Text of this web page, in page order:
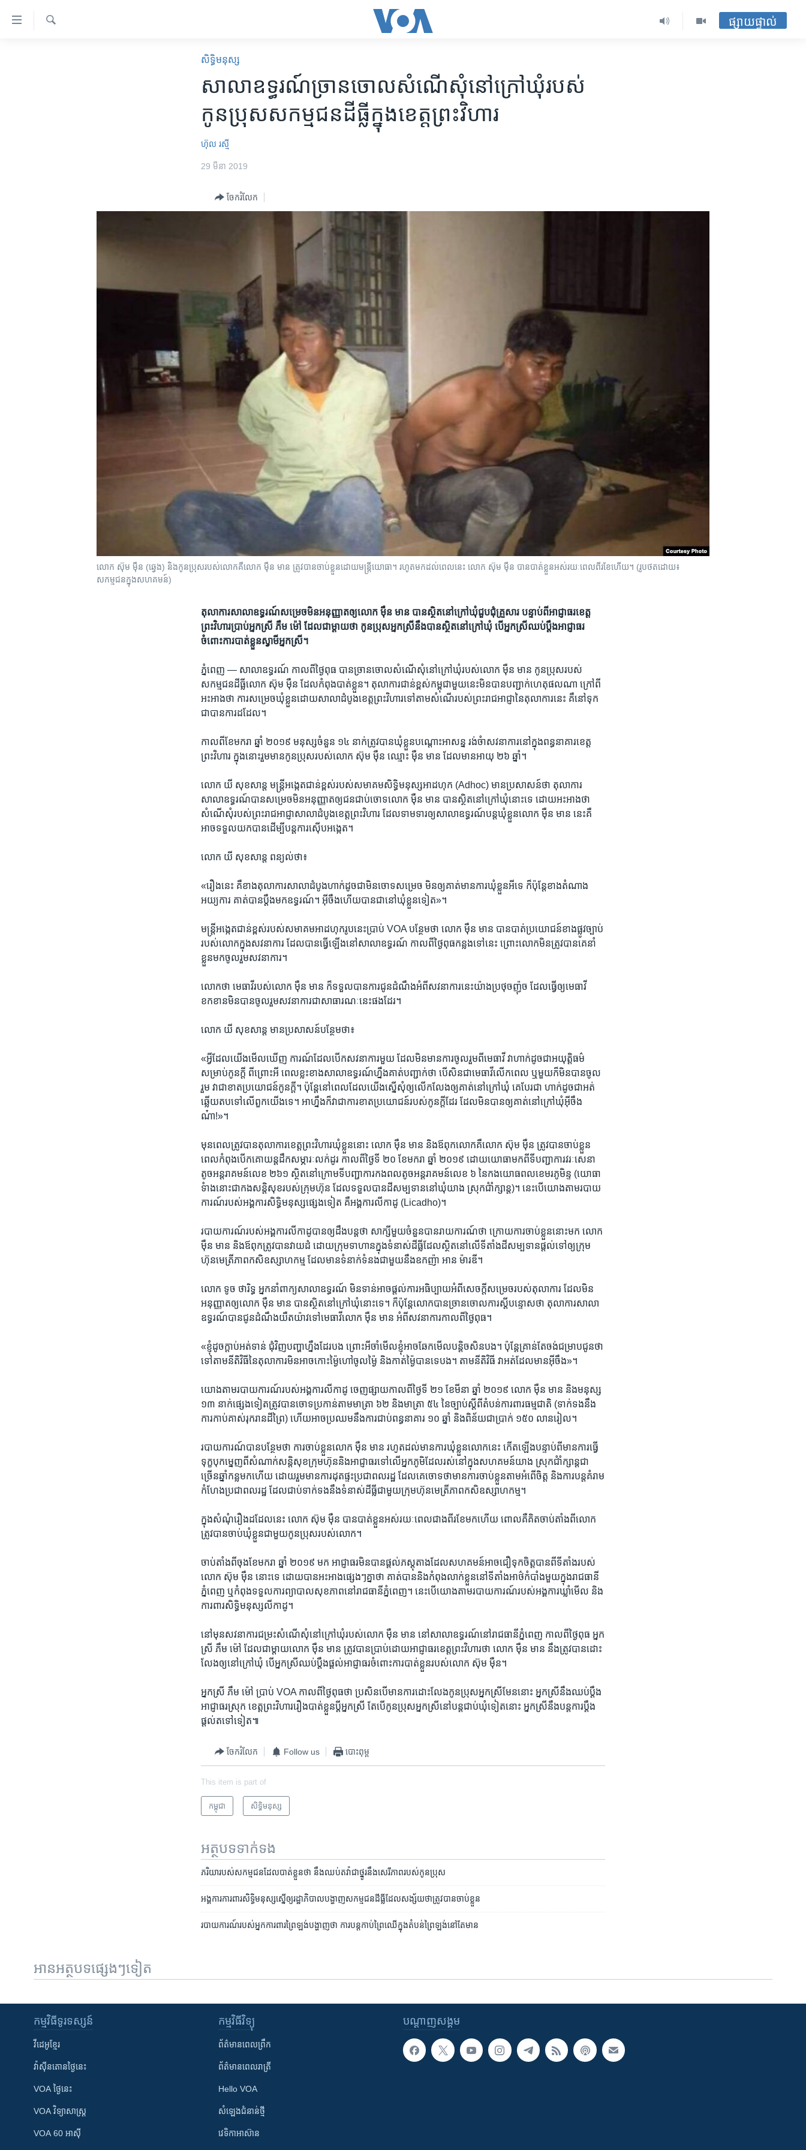
ទៅ​
ផ្សាយផ្ទាល់
សិទ្ធិ​មនុស្ស
សាលា​ឧទ្ធរណ៍​ច្រាន​ចោល​សំណើ​សុំ​នៅ​ក្រៅឃុំ​របស់​
កូន​ប្រុស​សកម្មជន​ដីធ្លី​ក្នុង​ខេត្ត​ព្រះវិហារ
ហ៊ុល រស្មី
29 មីនា 2019
ចែករំលែក
លោក ស៊ុម ម៉ឺន (ឆ្វេង) និងកូនប្រុសរបស់លោកគឺលោក ម៉ឺន មាន ត្រូវបាន​ចាប់ខ្លួន​ដោយ​មន្ត្រី​យោធា។ រហូតមកដល់ពេលនេះ លោក ស៊ុម ម៉ឺន បាន​បាត់​ខ្លួន​អស់រយៈពេល​ពីរខែហើយ។ (រូបថតដោយ៖
សកម្មជនក្នុងសហគមន៍)
តុលាការ​សាលា​ឧទ្ធរណ៍​​សម្រេច​មិន​អនុញ្ញាត​ឲ្យ​លោក ​ម៉ឺន មាន​ បាន​ស្ថិត​នៅក្រៅ​ឃុំ​ជួបជុំគ្រួសារ​ បន្ទាប់​ពីអាជ្ញាធរ​ខេត្ត​
ព្រះវិហារ​ប្រាប់​អ្នកស្រី​ ភឹម ម៉ៅ​ ដែល​ជា​ម្តាយ​ថា កូនប្រុសអ្នកស្រីនឹង​បាន​ស្ថិត​នៅក្រៅ​ឃុំ​ ​បើ​អ្នកស្រី​​​​ឈប់​ប្តឹង​អាជ្ញាធរ​
ចំពោះ​ការ​បាត់​ខ្លួន​ស្វាមី​អ្នកស្រី​​​​។
ភ្នំពេញ — សាលា​ឧទ្ធរណ៍​ កាល​ពី​ថ្ងៃ​ពុធ​ បាន​ច្រាន​ចោល​សំណើ​សុំនៅ​ក្រៅ​ឃុំ​របស់​លោក ម៉ឺន មាន​ កូនប្រុស​របស់
សកម្មជន​ដីធ្លី​លោក​ ស៊ុម ម៉ឺន​ ដែល​កំពុង​បាត់​ខ្លួន។ តុលាការ​ជាន់​ខ្ពស់​កម្ពុជា​មួយ​នេះមិន​បាន​បញ្ជាក់​ហេតុផល​ណា​ ​ក្រៅពី​
អះអាង​ថា​ ​ការ​សម្រេច​ឃុំ​ខ្លួន​ដោយ​សាលា​ដំបូង​ខេត្ត​ព្រះវិហារ​ទៅ​តាម​សំណើ​របស់​ព្រះ​រាជអាជ្ញា​នៃ​តុលាការ​នេះ ​គឺ​នៅ​ទុក​
ជា​បាន​ការ​ដដែល។​
កាល​ពី​ខែ​មករា​ ឆ្នាំ​ ២០១៩​ ​មនុស្ស​ចំនួន​ ១៤​ នាក់​ត្រូវ​បាន​ឃុំខ្លួន​បណ្តោះ​អាសន្ន​ រង់​ចំា​សវនា​ការ​នៅ​ក្នុង​ពន្ធនាគារ​ខេត្ត​
ព្រះវិហារ ​ក្នុង​នោះ​រួម​មាន​កូន​ប្រុស​របស់​លោក​ ស៊ុម ម៉ឺន​ ឈ្មោះ ម៉ឺន មាន​ ដែល​មាន​អាយុ​ ២៦ ​ឆ្នាំ។​
លោក យី សុខសាន្ត​ មន្ត្រី​អង្កេត​ជាន់​ខ្ពស់​របស់​សមាគម​សិទ្ធិ​មនុស្ស​អាដហុក (Adhoc) ​មាន​ប្រសាសន៍​ថា​ តុលាការ​
សាលា​ឧទ្ធរណ៍​បាន​សម្រេច​មិន​អនុញ្ញាត​ឲ្យ​ជនជាប់​ចោទ​លោក​ ម៉ឺន មាន​ បាន​ស្ថិត​នៅ​ក្រៅ​ឃុំ​នោះ​ទេ​ ​ដោយ​អះអាង​ថា​
សំណើ​សុំ​របស់​ព្រះ​រាជ​អាជ្ញា​សាលា​ដំបូង​ខេត្ត​ព្រះវិហារ​ ដែល​ទាមទារ​ឲ្យ​សាលា​ឧទ្ធរណ៍​បន្តឃុំ​ខ្លួន​លោក​ ម៉ឺន មាន​ នេះ​គឺ​
អាច​ទទួល​យក​បាន​ដើម្បី​បន្ត​ការ​ស៊ើប​អង្កេត។​
លោក​ យី សុខសាន្ត​ ពន្យល់​ថា៖​
«រឿង​នេះ​ គឺ​ខាង​តុលាការ​សាលា​ដំបូងហាក់​ដូច​ជា​មិន​ចោទ​សម្រេច​ មិន​ឲ្យ​គាត់មាន​ការ​ឃុំ​ខ្លួន​អី​ទេ​ ក៏​ប៉ុន្តែខាង​តំណាង​
អយ្យការ​ គាត់​បាន​ប្តឹង​មក​ឧទ្ធរណ៍។​ អ៊ីចឹង​ហើយ​បាន​ជា​នៅ​ឃុំ​ខ្លួន​ទៀត»។
មន្ត្រី​អង្កេត​ជាន់​ខ្ពស់​របស់​សមាគម​អាដហុក​រូប​នេះ​ប្រាប់​ VOA ​បន្ថែម​ថា​ លោក ម៉ឺន មាន បាន​បាត់​ប្រយោជន៍​ខាង​ផ្លូវ​ច្បាប់​
របស់​លោក​ក្នុង​សវនាការ​ ដែល​បាន​ធ្វើឡើង​នៅ​សាលា​ឧទ្ធរណ៍​ កាលពី​ថ្ងៃ​ពុធ​កន្លង​ទៅ​នេះ​ ព្រោះ​លោក​មិន​ត្រូវ​បាន​គេ​នាំ​
ខ្លួន​មកចូល​រួម​សវនាការ។
លោក​ថា​ មេធាវី​របស់​លោក​ ម៉ឺន មាន​ ក៏​ទទួល​បាន​ការ​ជូន​ដំណឹង​អំពី​សវនាការ​នេះយ៉ាង​ប្រថុច​ញ៉ុច​ ដែល​ធ្វើ​ឲ្យ​មេធាវី​
ខកខាន​មិន​បាន​ចូលរួម​សវនាការ​ជា​សាធារណៈ​នេះ​ផង​ដែរ។​
លោក​ យី សុខសាន្ត​ មាន​ប្រសាសន៍​បន្ថែម​ថា៖​
«អ្វី​ដែល​យើង​មើល​ឃើញ​ ការណ៍​ដែល​បើក​សវនាការ​មួយ​ ដែល​មិន​មាន​ការ​ចូលរួម​ពីមេធាវី​ វា​ហាក់​ដូច​ជាអយុត្តិធម៌​
សម្រាប់​កូន​ក្តី​ ពីព្រោះ​អី​ ពេល​ខ្លះ​ខាង​សាលា​ឧទ្ធរណ៍​ហ្នឹង​គាត់បញ្ជាក់​ថា​ បើសិន​ជា​មេធាវី​លើក​ពេល​ ឬ​មួយ​ក៏​មិន​បាន​ចូល​
រួម​ វា​ជា​ខាត​ប្រយោជន៍​កូន​ក្តី។ ​ប៉ុន្តែ​នៅ​ពេល​ដែល​យើង​ស្នើ​សុំ​ឲ្យលើក​លែង​ឲ្យ​គាត់​នៅ​ក្រៅ​ឃុំ​ គេ​បែរ​ជា​ ហាក់​ដូច​ជា​អត់​
ឆ្លើយ​តប​ទៅលើ​ពួក​យើង​ទេ។​ អា​ហ្នឹង​ក៏​វា​ជាការ​ខាត​ប្រយោជន៍របស់​កូន​ក្តី​ដែរ​ ដែល​មិន​បាន​ឲ្យ​គាត់​នៅ​ក្រៅ​ឃុំ​អ៊ីចឹង​
ណ៎ា!»។
មុន​ពេល​ត្រូវ​បាន​តុលាការ​ខេត្ត​ព្រះ​វិហារ​ឃុំខ្លួន​នោះ​ លោក​ ម៉ឺន មាន​ និង​ឪពុក​លោក​គឺ​លោក​ ស៊ុម ម៉ឺន ត្រូវ​បាន​ចាប់​ខ្លួន ​
ពេល​កំពុង​បើក​គោ​យន្ត​ដឹក​សម្ភារៈ​លក់​ដូរ ​កាល​ពី​ថ្ងៃ​ទី​ ២០ ខែ​មករា ឆ្នាំ​ ២០១៩​ ដោយ​យោធា​មក​ពី​ទី​បញ្ជាការ​វរៈសេនា​
តូច​អន្តរាគមន៍​លេខ ២៦១​ ស្ថិត​នៅ​ក្រោម​ទី​បញ្ជាការ​កង​ពលតូច​អន្តរាគមន៍​លេខ ៦ ​នៃ​កង​យោធពល​ខេមរភូមិន្ទ ​(យោធា​
ទំាង​នោះ​ជា​កង​សន្តិ​សុខ​របស់​ក្រុមហ៊ុន​ ដែល​ទទួល​បាន​ដី​សម្បទាន​នៅ​ឃុំយាង​ ស្រុក​ជំាំក្សាន្ត)។ នេះ​បើ​យោង​តាម​របាយ​
ការណ៍​របស់​អង្គការ​សិទ្ធិមនុស្ស​ផ្សេង​ទៀត​ គឺ​អង្គការ​លីកាដូ ​(Licadho)។​
របាយ​ការណ៍​របស់​អង្គការ​លីកាដូ​បាន​ឲ្យដឹង​បន្ត​ថា​ សាក្សី​មួយ​ចំនួន​បាន​រាយ​ការណ៍​ថា ​ក្រោយ​ការ​ចាប់​ខ្លួន​នោះ​មក​ ​លោក​
ម៉ឺន មាន​ និង​ឪពុកត្រូវ​បាន​វាយ​ដំ ​ដោយ​ក្រុមទាហានក្នុង​ទំនាស់​ដីធ្លី​ដែល​ស្ថិត​នៅ​លើ​ទីតាំង​ដី​សម្បទាន​ផ្តល់​ទៅ​ឲ្យ​ក្រុម
ហ៊ុន​មេត្រីភាព​កសិ​ឧស្សាហ​កម្ម ​ដែលមាន​ទំនាក់​ទំនង​ជាមួយ​នឹង​ឧកញ៉ា អាន ម៉ារឌី។​
លោក​ ទូច ថារិទ្ធ​ អ្នក​នាំ​ពាក្យ​សាលា​ឧទ្ធរណ៍​ មិន​ទាន់​អាច​ផ្តល់​ការ​អធិប្បាយ​អំពី​សេចក្តី​សម្រេច​របស់​តុលាការ​ ដែល​មិន​
អនុញ្ញាត​ឲ្យ​លោក​ ម៉ឺន មាន ​បាន​ស្ថិត​នៅ​ក្រៅឃុំ​នោះ​ទេ។ ​ក៏​ប៉ុន្តែ​លោក​បាន​ច្រាន​ចោល​ការ​ស្តី​បន្ទោស​ថា​ តុលាការ​សាលា​
ឧទ្ធរណ៍​បាន​ជូន​ដំណឹង​យឺត​យ៉ាវ​ទៅ​មេធាវី​លោក ​ម៉ឺន មាន អំពី​សវនាការ​កាលពី​ថ្ងៃពុធ។​
«ខ្ញុំ​ដូច​ក្តាប់​អត់​ទាន់​ ជុំវិញ​បញ្ហា​ហ្នឹង​ដែរ​បង​ ​ព្រោះអី​ចាំ​មើល​ខ្ញុំអាច​ឆែក​មើល​បន្តិច​សិន​បង។​ ប៉ុន្តែ​គ្រាន់តែ​ចង់​ជម្រាប​ជូន​ថា​
ទៅ​តាម​នីតិវិធី​នៃ​តុលាការ​មិន​អាចកោះ​ម្ង៉ៃហៅ​ចូល​ម្ង៉ៃ​ និង​កាត់​ម្ង៉ៃ​បាន​ទេ​បង។​ តាម​នីតិវិធី​ វា​អត់​ដែល​មាន​អ៊ីចឹង»។
យោង​តាម​របាយ​ការណ៍​របស់​អង្គការ​លីកាដូ ​ចេញ​ផ្សាយ​កាលពី​ថ្ងៃទី ​២១ ខែ​មីនា ​ឆ្នាំ​ ២០១៩​ ​លោក ​ម៉ឺន មាន​ និង​មនុស្ស​
១៣ ​នាក់​ផ្សេង​ទៀតត្រូវ​បាន​ចោទ​ប្រកាន់​តាម​មាត្រា​ ៦២​ និង​មាត្រា​ ៥៤ នៃ​ច្បាប់​ស្តីពី​តំបន់​ការពារ​ធម្មជាតិ​ (ទាក់​ទង​នឹង​
ការ​កាប់​គាស់​រុករាន​ដីព្រៃ)​ ហើយ​អាច​ប្រឈម​នឹង​ការ​ជាប់​ពន្ធនាគារ ១០​ ឆ្នាំ ​និង​ពិន័យ​ជា​ប្រាក់ ១៥០ លាន​រៀល។​
របាយ​ការណ៍​បាន​បន្ថែម​ថា​ ការ​ចាប់​ខ្លួន​លោក ​ម៉ឺន មាន រហូត​ដល់​មាន​ការ​ឃុំខ្លួន​លោក​នេះ កើត​ឡើងបន្ទាប់​ពីមាន​ការ​ធ្វើ​
ទុក្ខបុកម្នេញ​ពីសំណាក់​សន្តិសុខ​ក្រុមហ៊ុន​និង​អាជ្ញាធរ​ទៅ​លើ​អ្នក​ភូមិ​ដែល​រស់​នៅ​ក្នុង​សហគមន៍​យាង​ ស្រុក​ជំាំក្សាន្តជា​
ច្រើន​ឆ្នាំ​កន្លមក​ហើយ​ ដោយ​រួម​មាន​ការ​ដុត​ផ្ទះ​ប្រជា​ពល​រដ្ឋ​ ដែល​គេ​ចោទ​ថា​មាន​ការ​ចាប់​ខ្លួន​តាម​អំពើ​ចិត្ត ​និង​ការ​បន្ត​គំរាម​
កំហែង​ប្រជា​ពល​រដ្ឋ​ ដែល​ជាប់​ទាក់ទង​នឹង​ទំនាស់​ដីធ្លី​ជាមួយ​ក្រុមហ៊ុន​មេត្រីភាព​កសិ​ឧស្សា​ហ​កម្ម។
ក្នុង​សំណុំ​រឿង​ដដែល​នេះ​ លោក ស៊ុម ម៉ឺន បាន​បាត់​ខ្លួន​អស់​រយៈពេល​ជាង​ពីរ​ខែ​មក​ហើយ ពោល​គឺ​គិត​ចាប់​តាំងពី​លោក​
ត្រូវ​បាន​ចាប់​ឃុំ​ខ្លួនជាមួយ​កូន​ប្រុស​របស់​លោក។​
ចាប់​តាំង​ពីចុងខែ​មករា ឆ្នាំ​ ២០១៩ ​មក​ អាជ្ញាធ​រមិន​បាន​ផ្តល់​ភស្តុតាង​ដែល​សហគមន៍​អាច​ជឿ​ទុក​ចិត្ត​បាន​ពី​ទីតាំង​របស់​
លោក​ ស៊ុម ម៉ឺន​ នោះ​ទេ​ ដោយ​បាន​អះអាង​ផ្សេងៗ​គ្នា​ថា គាត់​បាន​និង​កំពុង​លាក់​ខ្លួន​នៅ​ទីតាំង​អាថ៌កំបាំង​មួយ​ក្នុង​រាជធានី​
ភ្នំពេញ​ ឬកំពុង​ទទួល​ការ​ព្យាបាល​សុខភាព​នៅ​រាជធានី​ភ្នំពេញ។​ នេះ​បើ​យោង​តាម​របាយ​ការណ៍​របស់​អង្គការ​ឃ្លាំមើល​ និង​
ការ​ពារ​សិទ្ធិ​មនុស្ស​លីកាដូ។​
នៅ​មុន​សវនាការ​ជម្រះ​សំណើ​សុំ​នៅ​ក្រៅ​ឃុំ​របស់​លោក​ ម៉ឺន មាន​ នៅ​សាលា​ឧទ្ធរណ៍​នៅ​រាជធានី​ភ្នំពេញ​ ​កាលពី​ថ្ងៃ​ពុធ​ អ្នក
ស្រី​ ភឹម ម៉ៅ​ ដែល​ជា​ម្តាយ​លោក ម៉ឺន មាន ត្រូវ​បាន​ប្រាប់​ដោយ​អាជ្ញាធរ​ខេត្ត​ព្រះវិហារ​ថា​ លោក​ ម៉ឺន មាន នឹង​ត្រូវ​បាន​ដោះ
លែង​ឲ្យ​នៅ​ក្រៅ​ឃុំ​ បើ​អ្នកស្រី​ឈប់​ប្តឹង​ផ្តល់​អាជ្ញាធរ​ចំពោះ​ការ​បាត់​ខ្លួន​របស់​លោក​ ស៊ុម ម៉ឺន។
អ្នកស្រី​ ភឹម ម៉ៅ​ ប្រាប់​ VOA ​កាលពី​ថ្ងៃ​ពុធ​ថា​ ប្រសិន​បើ​មាន​ការ​ដោះលែង​កូន​ប្រុស​អ្នកស្រី​មែន​នោះ​ អ្នកស្រី​នឹង​ឈប់​ប្តឹង​
អាជ្ញាធរ​ស្រុក​ ខេត្ត​ព្រះវិហាររឿង​បាត់​ខ្លួន​ប្តី​អ្នកស្រី​ ​តែ​បើ​កូន​ប្រុស​អ្នក​ស្រី​នៅ​បន្ត​ជាប់​ឃុំ​ទៀត​នោះ​ អ្នកស្រី​នឹង​បន្ត​ការ​ប្តឹង​
ផ្តល់​តទៅ​ទៀត៕
ចែករំលែក Follow us បោះពុម្ព
This item is part of
កម្ពុជា សិទ្ធិ​មនុស្ស
អត្ថបទ​ទាក់ទង
ភរិយា​របស់​សកម្មជន​ដែល​បាត់​ខ្លួនថា នឹង​ឈប់​តវ៉ា​ជា​ថ្នូរ​នឹង​សេរីភាព​របស់​កូន​ប្រុស
អង្គការ​ការពារ​សិទ្ធិ​មនុស្ស​ស្នើ​ឲ្យ​រដ្ឋាភិបាល​បង្ហាញ​សកម្មជន​ដីធ្លី​ដែល​សង្ស័យ​ថា​ត្រូវ​បាន​ចាប់​ខ្លួន
របាយ​ការណ៍​របស់​អ្នក​ការពារ​ព្រៃឡង់​បង្ហាញ​ថា​ ការ​បន្ត​កាប់ព្រៃ​ឈើ​ក្នុង​តំបន់​ព្រៃឡង់​នៅ​តែ​មាន
អានអត្ថបទផ្សេងៗទៀត
បណ្តាញ​សង្គម
កម្មវិធី​ទូរទស្សន៍
វីដេអូ​ខ្មែរ
វ៉ាស៊ីនតោន​ថ្ងៃ​នេះ
VOA ថ្ងៃនេះ
VOA ​វិទ្យាសាស្ត្រ
VOA 60 អាស៊ី
កម្មវិធី​វិទ្យុ
ព័ត៌មាន​ពេល​ព្រឹក
ព័ត៌មាន​​ពេល​រាត្រី
Hello VOA
សំឡេង​ជំនាន់​ថ្មី
វេទិកា​អាស៊ាន